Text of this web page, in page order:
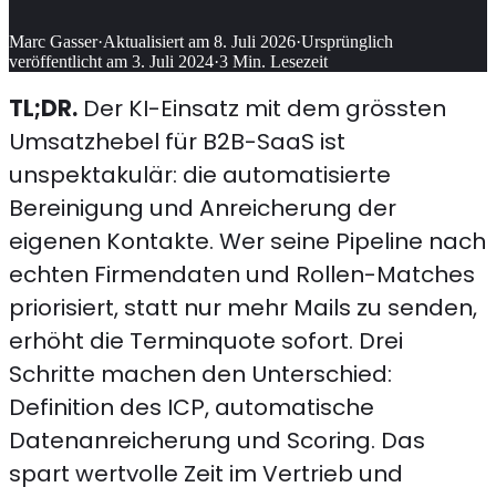
Marc Gasser·Aktualisiert am 8. Juli 2026·Ursprünglich
veröffentlicht am 3. Juli 2024·3 Min. Lesezeit
TL;DR. Der KI-Einsatz mit dem grössten
Umsatzhebel für B2B-SaaS ist
unspektakulär: die automatisierte
Bereinigung und Anreicherung der
eigenen Kontakte. Wer seine Pipeline nach
echten Firmendaten und Rollen-Matches
priorisiert, statt nur mehr Mails zu senden,
erhöht die Terminquote sofort. Drei
Schritte machen den Unterschied:
Definition des ICP, automatische
Datenanreicherung und Scoring. Das
spart wertvolle Zeit im Vertrieb und